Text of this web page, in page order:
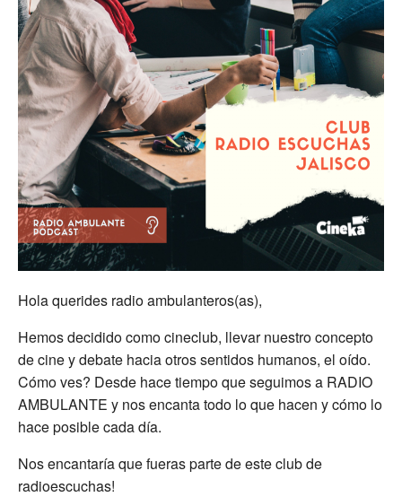
Hola querides radio ambulanteros(as),
Hemos decidido como cineclub, llevar nuestro concepto
de cine y debate hacia otros sentidos humanos, el oído.
Cómo ves? Desde hace tiempo que seguimos a RADIO
AMBULANTE y nos encanta todo lo que hacen y cómo lo
hace posible cada día.
Nos encantaría que fueras parte de este club de
radioescuchas!